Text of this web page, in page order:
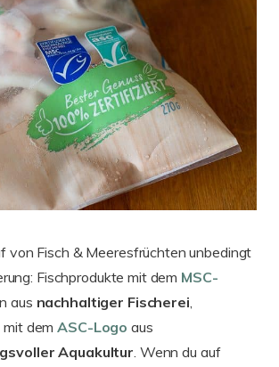
von Fisch & Meeresfrüchten unbedingt
Fischprodukte mit dem MSC-
aus nachhaltiger Fischerei
mit demASC-Logoaus
Aquakultur . Wenn du auf